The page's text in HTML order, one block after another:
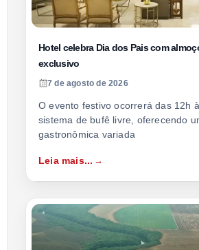
Hotel celebra Dia dos Pais com
exclusivo
7 de agosto de 2026
O evento festivo ocorrerá das 12h
sistema de bufê livre, oferecendo
gastronômica variada
Leia mais...